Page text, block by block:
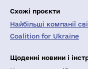
Схожі проєкти
Найбільші компанії
Coalition for Ukraine
Щоденні новини і